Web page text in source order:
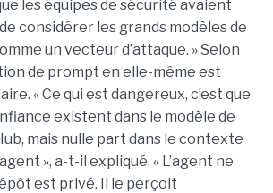
les équipes de sécurité avaient
considérer les grands modèles de
un vecteur d’attaque. » Selon
de prompt en elle-même est
« Ce qui est dangereux, c’est que
existent dans le modèle de
mais nulle part dans le contexte
», a-t-il expliqué. « L’agent ne
est privé. Il le perçoit